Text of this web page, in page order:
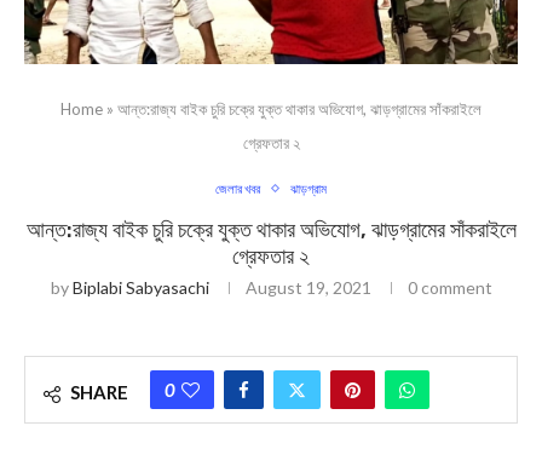
Home » আন্ত:রাজ্য বাইক চুরি চক্রে যুক্ত থাকার অভিযোগ, ঝাড়গ্রামের সাঁকরাইলে
গ্রেফতার ২
জেলার খবর ঝাড়গ্রাম
আন্ত:রাজ্য বাইক চুরি চক্রে যুক্ত থাকার অভিযোগ, ঝাড়গ্রামের সাঁকরাইলে
গ্রেফতার ২
byBiplabi Sabyasachi August 19, 2021 0 comment
SHARE 0